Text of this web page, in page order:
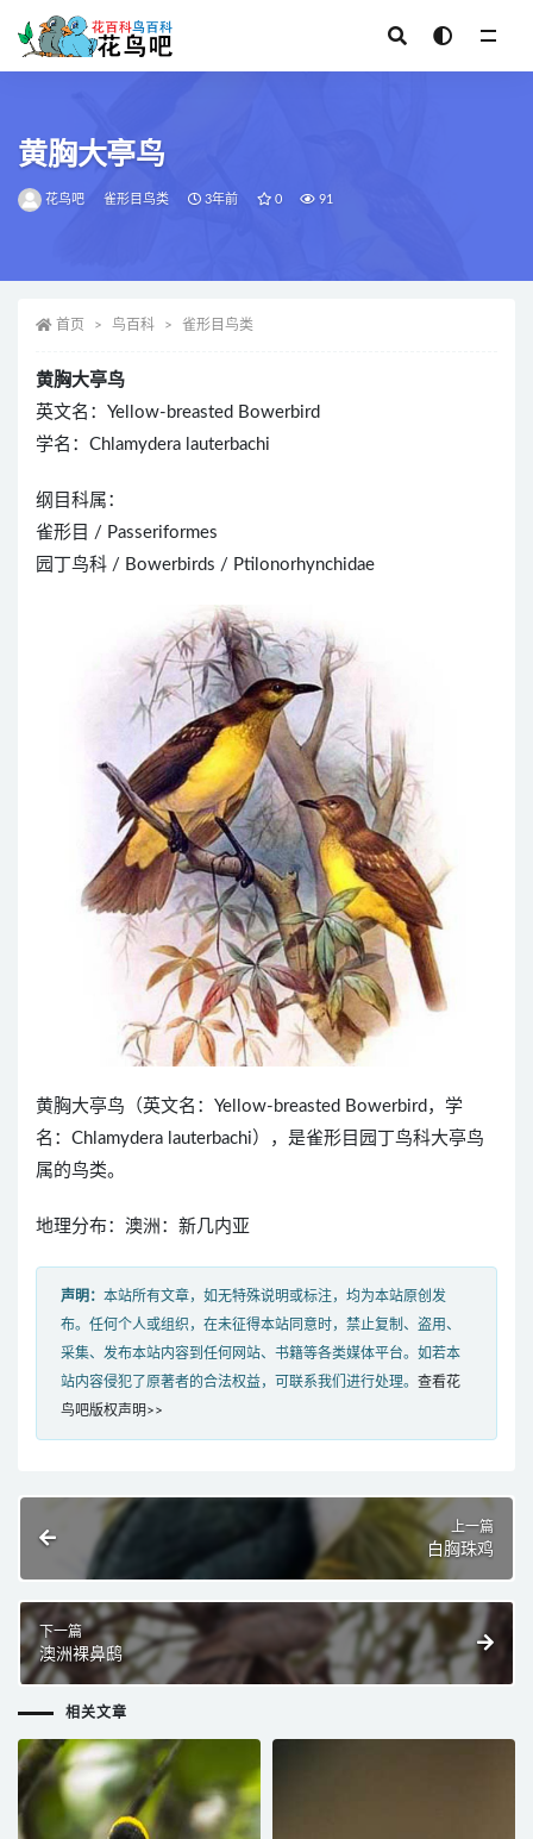
黄胸大亭鸟
花鸟吧 雀形目鸟类 3年前 0 91
首页 鸟百科 雀形目鸟类
黄胸大亭鸟
英文名：Yellow-breasted Bowerbird
学名：Chlamydera lauterbachi
纲目科属：
雀形目 / Passeriformes
园丁鸟科 / Bowerbirds / Ptilonorhynchidae
黄胸大亭鸟（英文名：Yellow-breasted Bowerbird，学
名：Chlamydera lauterbachi），是雀形目园丁鸟科大亭鸟
属的鸟类。
地理分布：澳洲：新几内亚
声明： 本站所有文章，如无特殊说明或标注，均为本站原创发
布。任何个人或组织，在未征得本站同意时，禁止复制、盗用、
采集、发布本站内容到任何网站、书籍等各类媒体平台。如若本
站内容侵犯了原著者的合法权益，可联系我们进行处理。 查看花
鸟吧版权声明>>
上一篇
白胸珠鸡
下一篇
澳洲裸鼻鸱
相关文章